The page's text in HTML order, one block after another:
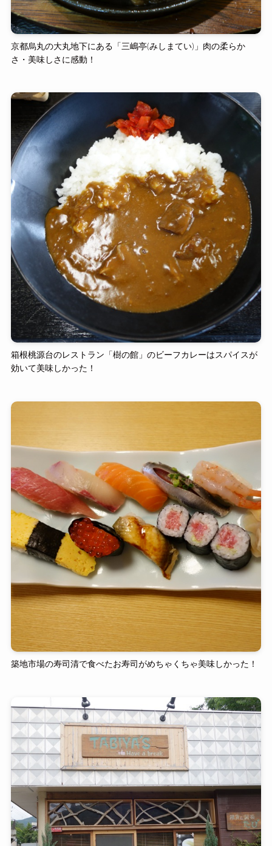
京都烏丸の大丸地下にある「三嶋亭(みしまてい)」肉の柔らか
さ・美味しさに感動！
箱根桃源台のレストラン「樹の館」のビーフカレーはスパイスが
効いて美味しかった！
築地市場の寿司清で食べたお寿司がめちゃくちゃ美味しかった！